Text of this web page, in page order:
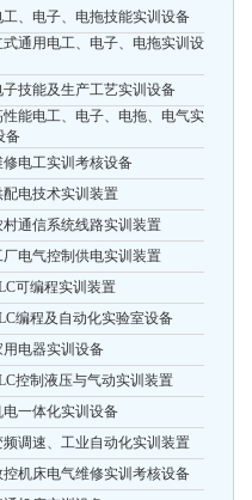
工、电子、电拖技能实训设备
式通用电工、电子、电拖实训设
子技能及生产工艺实训设备
性能电工、电子、电拖、电气实
备
修电工实训考核设备
配电技术实训装置
村通信系统线路实训装置
厂电气控制供电实训装置
可编程实训装置
编程及自动化实验室设备
用电器实训设备
控制液压与气动实训装置
电一体化实训设备
频调速、工业自动化实训装置
控机床电气维修实训考核设备